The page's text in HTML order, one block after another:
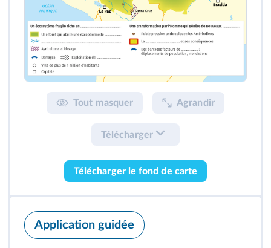
Tout masquer Agrandir
Télécharger
Télécharger le fond de carte
Application guidée